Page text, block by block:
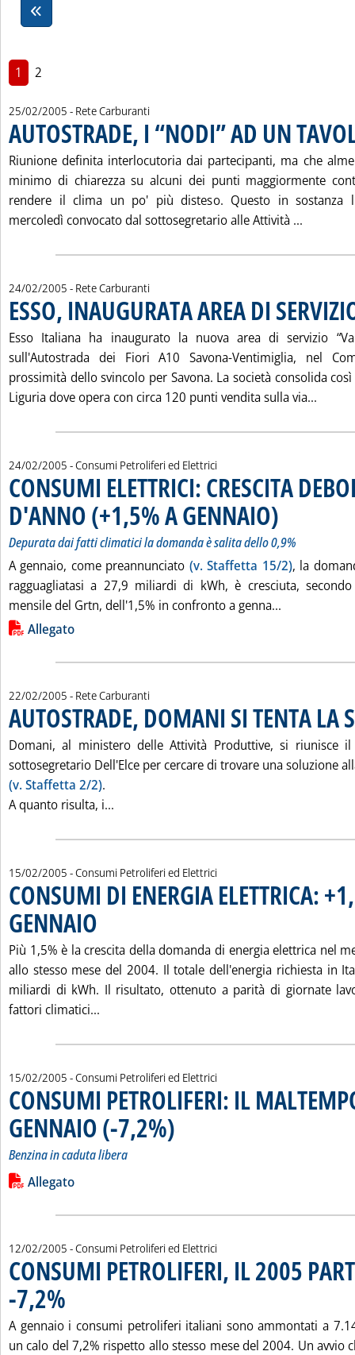
1 2
25/02/2005 - Rete Carburanti
AUTOSTRADE, I “NODI” AD UN
Riunione definita interlocutoria dai partecipanti, ma che
minimo di chiarezza su alcuni dei punti maggiormente
rendere il clima un po' più disteso. Questo in sostanza
mercoledì convocato dal sottosegretario alle Attività ...
24/02/2005 - Rete Carburanti
ESSO, INAUGURATA AREA DI
Esso Italiana ha inaugurato la nuova area di servizio
sull'Autostrada dei Fiori A10 Savona-Ventimiglia, nel
prossimità dello svincolo per Savona. La società consolida
Liguria dove opera con circa 120 punti vendita sulla via...
24/02/2005 - Consumi Petroliferi ed Elettrici
CONSUMI ELETTRICI: CRESCITA
D'ANNO (+1,5% A GENNAIO)
Depurata dai fatti climatici la domanda è salita dello 0,9%
A gennaio, come preannunciato (v. Staffetta 15/2), la
ragguagliatasi a 27,9 miliardi di kWh, è cresciuta,
mensile del Grtn, dell'1,5% in confronto a genna...
Lista allegati PDF alla notizia
Allegato
22/02/2005 - Rete Carburanti
AUTOSTRADE, DOMANI SI TENTA LA
Domani, al ministero delle Attività Produttive, si riunisce
sottosegretario Dell'Elce per cercare di trovare una soluzione
(v. Staffetta 2/2).
A quanto risulta, i...
15/02/2005 - Consumi Petroliferi ed Elettrici
CONSUMI DI ENERGIA ELETTRICA:
GENNAIO
Più 1,5% è la crescita della domanda di energia elettrica nel
allo stesso mese del 2004. Il totale dell'energia richiesta in
miliardi di kWh. Il risultato, ottenuto a parità di giornate
fattori climatici...
15/02/2005 - Consumi Petroliferi ed Elettrici
CONSUMI PETROLIFERI: IL
GENNAIO (-7,2%)
Benzina in caduta libera
Leggi tutta la notizia: 'CONSUMI PETROLIFERI: IL MALTEMPO
Lista allegati PDF alla notizia
Allegato
12/02/2005 - Consumi Petroliferi ed Elettrici
CONSUMI PETROLIFERI, IL 2005
-7,2%
A gennaio i consumi petroliferi italiani sono ammontati a
un calo del 7,2% rispetto allo stesso mese del 2004. Un avvio